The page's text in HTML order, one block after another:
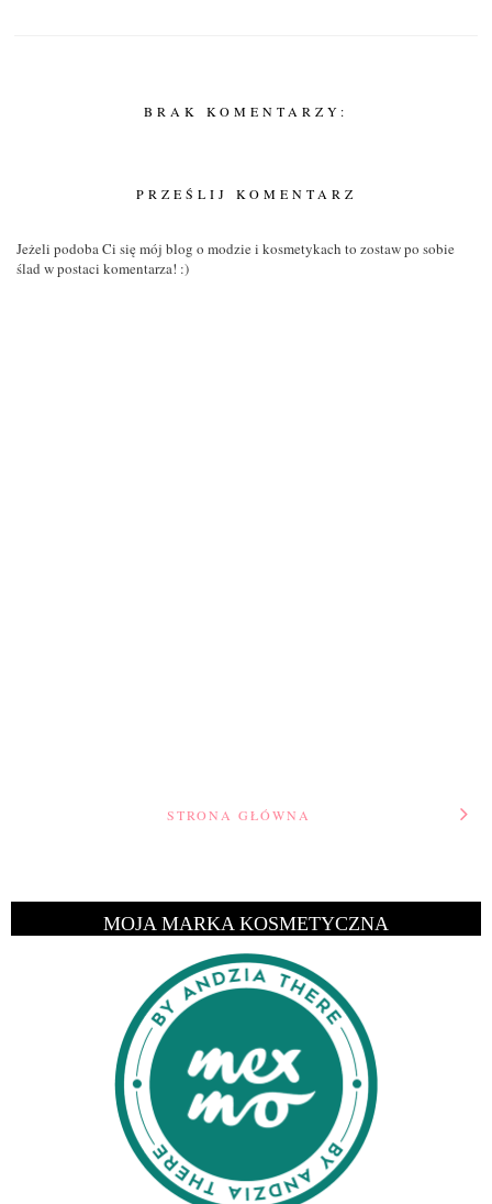
BRAK KOMENTARZY:
PRZEŚLIJ KOMENTARZ
Jeżeli podoba Ci się mój blog o modzie i kosmetykach to zostaw po sobie
ślad w postaci komentarza! :)
STRONA GŁÓWNA
MOJA MARKA KOSMETYCZNA